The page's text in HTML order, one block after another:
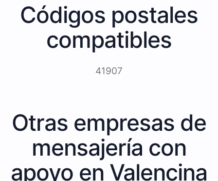
Códigos postales
compatibles
41907
Otras empresas de
mensajería con
apoyo en Valencina